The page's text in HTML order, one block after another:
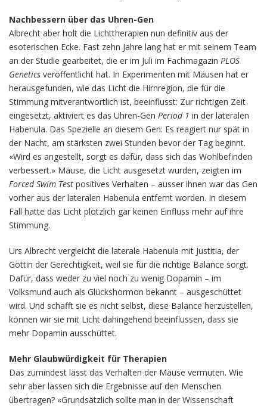
Nachbessern über das Uhren-Gen
Albrecht aber holt die Lichttherapien nun definitiv aus der
esoterischen Ecke. Fast zehn Jahre lang hat er mit seinem Team
an der Studie gearbeitet, die er im Juli im Fachmagazin PLOS
Genetics veröffentlicht hat. In Experimenten mit Mäusen hat er
herausgefunden, wie das Licht die Hirnregion, die für die
Stimmung mitverantwortlich ist, beeinflusst: Zur richtigen Zeit
eingesetzt, aktiviert es das Uhren-Gen Period 1 in der lateralen
Habenula. Das Spezielle an diesem Gen: Es reagiert nur spät in
der Nacht, am stärksten zwei Stunden bevor der Tag beginnt.
«Wird es angestellt, sorgt es dafür, dass sich das Wohlbefinden
verbessert.» Mäuse, die Licht ausgesetzt wurden, zeigten im
Forced Swim Test positives Verhalten – ausser ihnen war das Gen
vorher aus der lateralen Habenula entfernt worden. In diesem
Fall hatte das Licht plötzlich gar keinen Einfluss mehr auf ihre
Stimmung.
Urs Albrecht vergleicht die laterale Habenula mit Justitia, der
Göttin der Gerechtigkeit, weil sie für die richtige Balance sorgt.
Dafür, dass weder zu viel noch zu wenig Dopamin – im
Volksmund auch als Glückshormon bekannt – ausgeschüttet
wird. Und schafft sie es nicht selbst, diese Balance herzustellen,
können wir sie mit Licht dahingehend beeinflussen, dass sie
mehr Dopamin ausschüttet.
Mehr Glaubwürdigkeit für Therapien
Das zumindest lässt das Verhalten der Mäuse vermuten. Wie
sehr aber lassen sich die Ergebnisse auf den Menschen
übertragen? «Grundsätzlich sollte man in der Wissenschaft